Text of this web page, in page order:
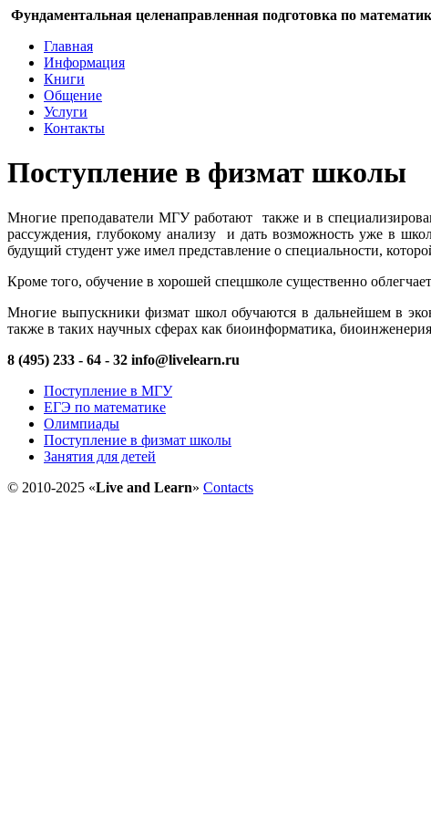
Фундаментальная целенаправленная подготовка по
Главная
Информация
Книги
Общение
Услуги
Контакты
Поступление в физмат школы
Многие преподаватели МГУ работают также и в
рассуждения, глубокому анализу и дать возможность уже в
будущий студент уже имел представление о специальности,
Кроме того, обучение в хорошей спецшколе существенно
Многие выпускники физмат школ обучаются в дальнейшем в
также в таких научных сферах как биоинформатика,
8 (495) 233 - 64 - 32 info@livelearn.ru
Поступление в МГУ
ЕГЭ по математике
Олимпиады
Поступление в физмат школы
Занятия для детей
© 2010-2025 «Live and Learn» Contacts